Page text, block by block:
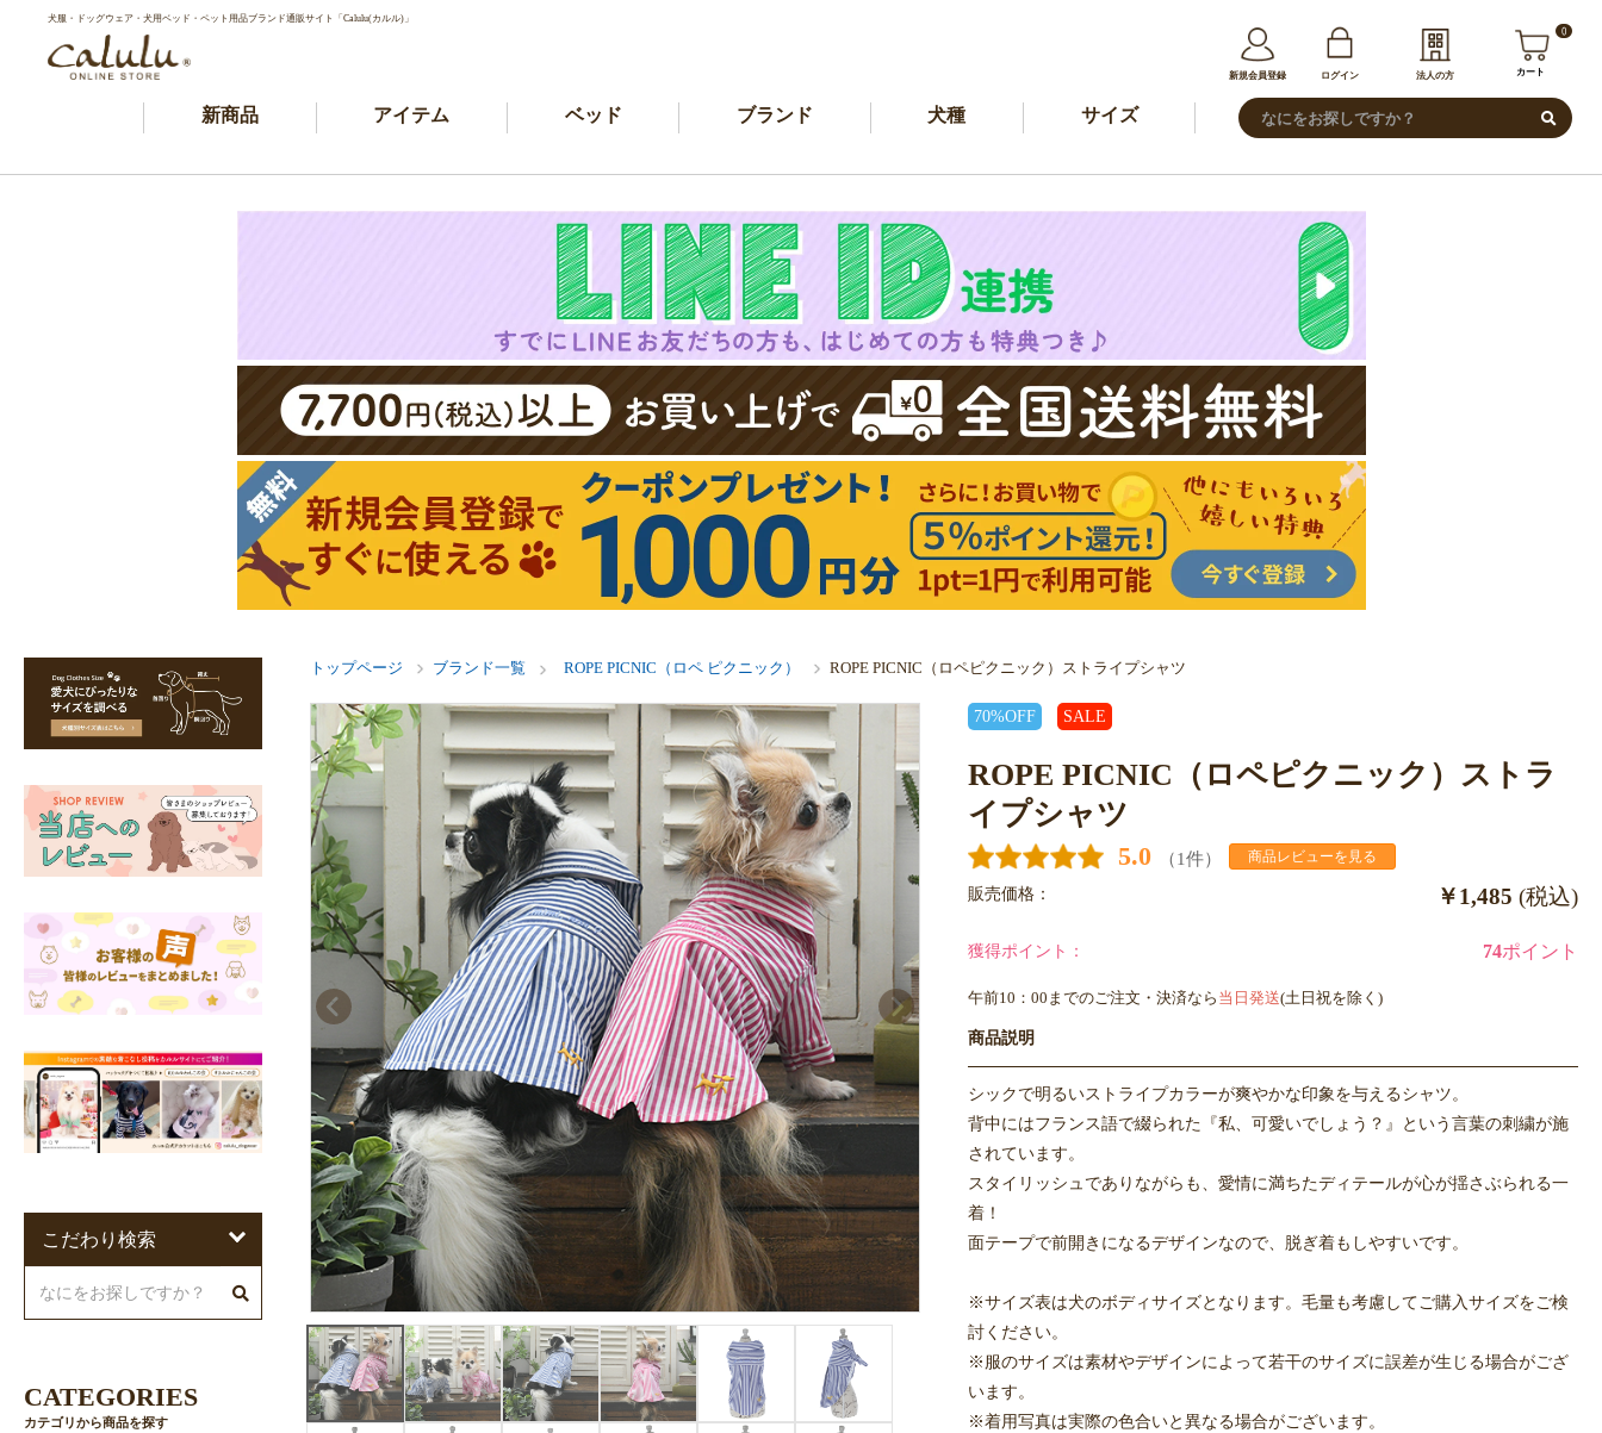
犬服・ドッグウェア・犬用ベッド・ペット用品ブランド通販サイト「Calulu(カルル)」
新規会員登録 ログイン 法人の方
0
カート
新商品 アイテム ベッド ブランド 犬種 サイズ
トップページ ブランド一覧 ROPE PICNIC（ロペ ピクニック） ROPE PICNIC（ロペピクニック）ストライプシャツ
70%OFF SALE
ROPE PICNIC（ロペピクニック）ストラ
イプシャツ
5.0 （1件） 商品レビューを見る
販売価格： ￥1,485 (税込)
獲得ポイント： 74ポイント
午前10：00までのご注文・決済なら 当日発送(土日祝を除く)
商品説明
シックで明るいストライプカラーが爽やかな印象を与えるシャツ。
背中にはフランス語で綴られた『私、可愛いでしょう？』という言葉の刺繍が施
されています。
スタイリッシュでありながらも、愛情に満ちたディテールが心が揺さぶられる一
着！
面テープで前開きになるデザインなので、脱ぎ着もしやすいです。
※サイズ表は犬のボディサイズとなります。毛量も考慮してご購入サイズをご検
討ください。
※服のサイズは素材やデザインによって若干のサイズに誤差が生じる場合がござ
います。
※着用写真は実際の色合いと異なる場合がございます。
こだわり検索
CATEGORIES
カテゴリから商品を探す